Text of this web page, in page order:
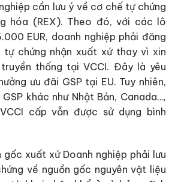
cần lưu ý về cơ chế tự chứng
hóa (REX). Theo đó, với các lô
EUR, doanh nghiệp phải đăng
tự chứng nhận xuất xứ thay vì xin
thống tại VCCI. Đây là yêu
ưu đãi GSP tại EU. Tuy nhiên,
khác như Nhật Bản, Canada…,
cấp vẫn được sử dụng bình
gốc xuất xứ Doanh nghiệp phải lưu
về nguồn gốc nguyên vật liệu